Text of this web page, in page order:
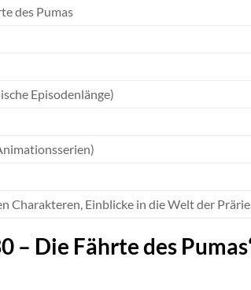
des Pumas
Episodenlänge)
Charakteren, Einblicke in die Welt der
– Die Fährte des